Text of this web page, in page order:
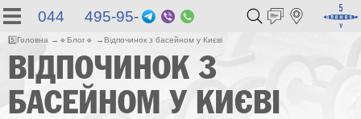
044 495-95-
Telegram
ViberWhatsApp
5️⃣Головна 🔹 Блог🔹 Відпочинок з басейном у Києві
ВІДПОЧИНОК З
БАСЕЙНОМ У КИЄВІ